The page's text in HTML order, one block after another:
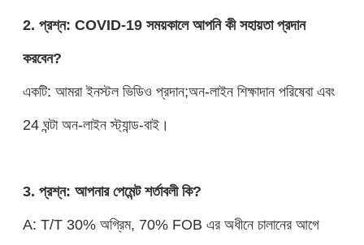
2. প্রশ্ন: COVID-19 সময়কালে আপনি কী সহায়তা প্রদান
করবেন?
একটি: আমরা ইনস্টল ভিডিও প্রদান;অন-লাইন শিক্ষাদান পরিষেবা এবং
24 ঘন্টা অন-লাইন স্ট্যান্ড-বাই।
3. প্রশ্ন: আপনার পেমেন্ট শর্তাবলী কি?
A: T/T 30% অগ্রিম, 70% FOB এর অধীনে চালানের আগে